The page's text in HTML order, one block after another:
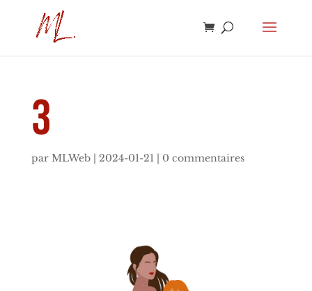
3
par MLWeb| 2024-01-21| 0 commentaires